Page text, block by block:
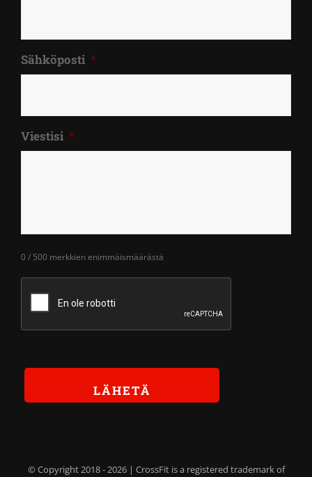
Sähköposti *
Viestisi *
0 / 500 merkkien enimmäismäärästä
© Copyright 2018 -2026 | CrossFit is a registered trademark of